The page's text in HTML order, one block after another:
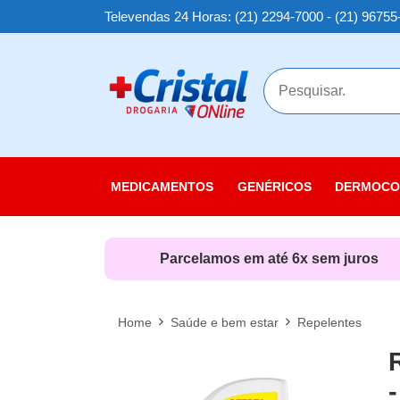
Televendas 24 Horas: (21) 2294-7000 - (21)
MEDICAMENTOS GENÉRICOS
Cuidados
Parcelamos em até 6x sem juros
Home Saúde e bem estar Repelentes